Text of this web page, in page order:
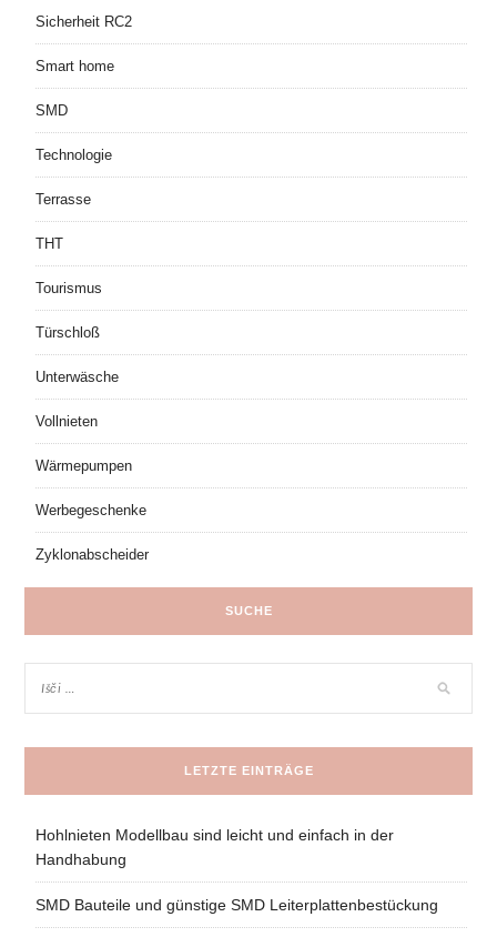
Sicherheit RC2
Smart home
SMD
Technologie
Terrasse
THT
Tourismus
Türschloß
Unterwäsche
Vollnieten
Wärmepumpen
Werbegeschenke
Zyklonabscheider
SUCHE
LETZTE EINTRÄGE
Hohlnieten Modellbau sind leicht und einfach in der
Handhabung
SMD Bauteile und günstige SMD Leiterplattenbestückung